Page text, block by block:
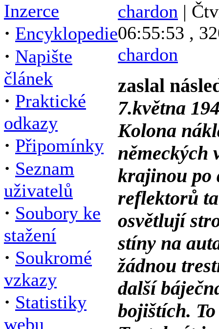
Inzerce
· Encyklopedie
· Napište
článek
· Praktické
odkazy
· Připomínky
· Seznam
uživatelů
· Soubory ke
stažení
· Soukromé
vzkazy
· Statistiky
webu
chardon |
06:55:53 ,
chardon
zaslal
7.května
Kolona
německých
krajinou po
reflektorů
osvětlují
stíny na
žádnou
další
bojištích.